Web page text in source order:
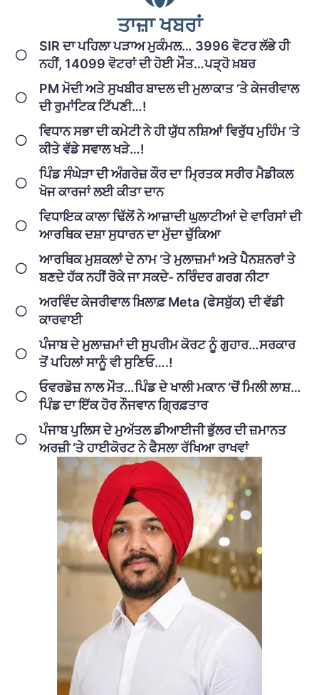
ਤਾਜ਼ਾ ਖਬਰਾਂ
SIR ਦਾ ਪਹਿਲਾ ਪੜਾਅ ਮੁਕੰਮਲ… 3996 ਵੋਟਰ ਲੱਭੇ ਹੀ
ਨਹੀਂ, 14099 ਵੋਟਰਾਂ ਦੀ ਹੋਈ ਮੌਤ…ਪੜ੍ਹੋ ਖ਼ਬਰ
PM ਮੋਦੀ ਅਤੇ ਸੁਖਬੀਰ ਬਾਦਲ ਦੀ ਮੁਲਾਕਾਤ ‘ਤੇ ਕੇਜਰੀਵਾਲ
ਦੀ ਰੁਮਾਂਟਿਕ ਟਿੱਪਣੀ…!
ਵਿਧਾਨ ਸਭਾ ਦੀ ਕਮੇਟੀ ਨੇ ਹੀ ਯੁੱਧ ਨਸ਼ਿਆਂ ਵਿਰੁੱਧ ਮੁਹਿੰਮ ‘ਤੇ
ਕੀਤੇ ਵੱਡੇ ਸਵਾਲ ਖੜੇ…!
ਪਿੰਡ ਸੰਘੇੜਾ ਦੀ ਅੰਗਰੇਜ਼ ਕੌਰ ਦਾ ਮ੍ਰਿਤਕ ਸਰੀਰ ਮੈਡੀਕਲ
ਖੋਜ ਕਾਰਜਾਂ ਲਈ ਕੀਤਾ ਦਾਨ
ਵਿਧਾਇਕ ਕਾਲਾ ਢਿੱਲੋਂ ਨੇ ਆਜ਼ਾਦੀ ਘੁਲਾਟੀਆਂ ਦੇ ਵਾਰਿਸਾਂ ਦੀ
ਆਰਥਿਕ ਦਸ਼ਾ ਸੁਧਾਰਨ ਦਾ ਮੁੱਦਾ ਚੁੱਕਿਆ
ਆਰਥਿਕ ਮੁਸ਼ਕਲਾਂ ਦੇ ਨਾਮ ‘ਤੇ ਮੁਲਾਜ਼ਮਾਂ ਅਤੇ ਪੈਨਸ਼ਨਰਾਂ ਤੇ
ਬਣਦੇ ਹੱਕ ਨਹੀਂ ਰੋਕੇ ਜਾ ਸਕਦੇ- ਨਰਿੰਦਰ ਗਰਗ ਨੀਟਾ
ਅਰਵਿੰਦ ਕੇਜਰੀਵਾਲ ਖ਼ਿਲਾਫ਼ Meta (ਫੇਸਬੁੱਕ) ਦੀ ਵੱਡੀ
ਕਾਰਵਾਈ
ਪੰਜਾਬ ਦੇ ਮੁਲਾਜ਼ਮਾਂ ਦੀ ਸੁਪਰੀਮ ਕੋਰਟ ਨੂੰ ਗੁਹਾਰ…ਸਰਕਾਰ
ਤੋਂ ਪਹਿਲਾਂ ਸਾਨੂੰ ਵੀ ਸੁਣਿਓ….!
ਓਵਰਡੋਜ਼ ਨਾਲ ਮੌਤ…ਪਿੰਡ ਦੇ ਖਾਲੀ ਮਕਾਨ ‘ਚੋਂ ਮਿਲੀ ਲਾਸ਼…
ਪਿੰਡ ਦਾ ਇੱਕ ਹੋਰ ਨੌਜਵਾਨ ਗ੍ਰਿਫ਼ਤਾਰ
ਪੰਜਾਬ ਪੁਲਿਸ ਦੇ ਮੁਅੱਤਲ ਡੀਆਈਜੀ ਭੁੱਲਰ ਦੀ ਜ਼ਮਾਨਤ
ਅਰਜ਼ੀ ‘ਤੇ ਹਾਈਕੋਰਟ ਨੇ ਫੈਸਲਾ ਰੱਖਿਆ ਰਾਖਵਾਂ